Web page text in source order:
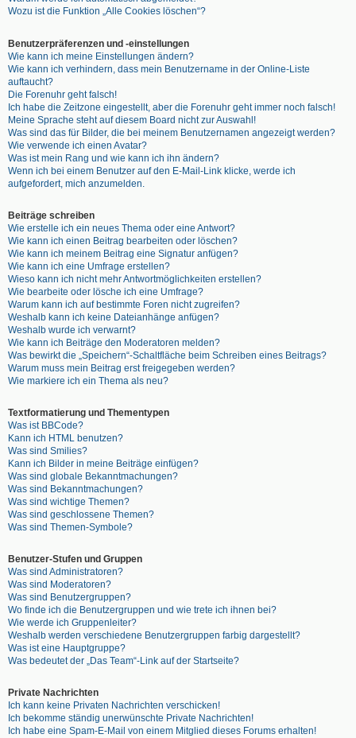
Wozu ist die Funktion „Alle Cookies löschen“?
Benutzerpräferenzen und -einstellungen
Wie kann ich meine Einstellungen ändern?
Wie kann ich verhindern, dass mein Benutzername in der Online-Liste
auftaucht?
Die Forenuhr geht falsch!
Ich habe die Zeitzone eingestellt, aber die Forenuhr geht immer noch falsch!
Meine Sprache steht auf diesem Board nicht zur Auswahl!
Was sind das für Bilder, die bei meinem Benutzernamen angezeigt werden?
Wie verwende ich einen Avatar?
Was ist mein Rang und wie kann ich ihn ändern?
Wenn ich bei einem Benutzer auf den E-Mail-Link klicke, werde ich
aufgefordert, mich anzumelden.
Beiträge schreiben
Wie erstelle ich ein neues Thema oder eine Antwort?
Wie kann ich einen Beitrag bearbeiten oder löschen?
Wie kann ich meinem Beitrag eine Signatur anfügen?
Wie kann ich eine Umfrage erstellen?
Wieso kann ich nicht mehr Antwortmöglichkeiten erstellen?
Wie bearbeite oder lösche ich eine Umfrage?
Warum kann ich auf bestimmte Foren nicht zugreifen?
Weshalb kann ich keine Dateianhänge anfügen?
Weshalb wurde ich verwarnt?
Wie kann ich Beiträge den Moderatoren melden?
Was bewirkt die „Speichern“-Schaltfläche beim Schreiben eines Beitrags?
Warum muss mein Beitrag erst freigegeben werden?
Wie markiere ich ein Thema als neu?
Textformatierung und Thementypen
Was ist BBCode?
Kann ich HTML benutzen?
Was sind Smilies?
Kann ich Bilder in meine Beiträge einfügen?
Was sind globale Bekanntmachungen?
Was sind Bekanntmachungen?
Was sind wichtige Themen?
Was sind geschlossene Themen?
Was sind Themen-Symbole?
Benutzer-Stufen und Gruppen
Was sind Administratoren?
Was sind Moderatoren?
Was sind Benutzergruppen?
Wo finde ich die Benutzergruppen und wie trete ich ihnen bei?
Wie werde ich Gruppenleiter?
Weshalb werden verschiedene Benutzergruppen farbig dargestellt?
Was ist eine Hauptgruppe?
Was bedeutet der „Das Team“-Link auf der Startseite?
Private Nachrichten
Ich kann keine Privaten Nachrichten verschicken!
Ich bekomme ständig unerwünschte Private Nachrichten!
Ich habe eine Spam-E-Mail von einem Mitglied dieses Forums erhalten!